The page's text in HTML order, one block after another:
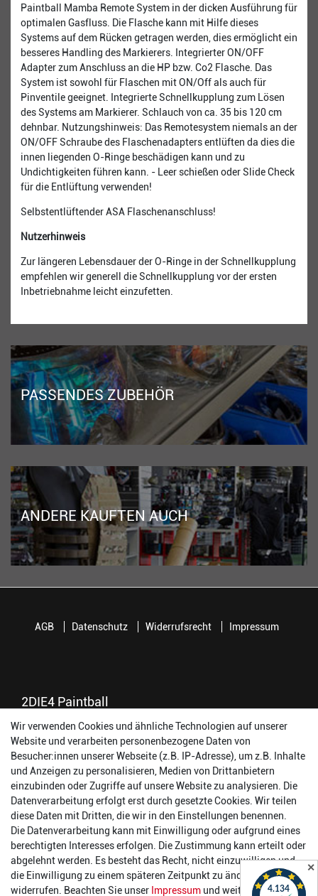
Paintball Mamba Remote System in der dicken Ausführung für
optimalen Gasfluss. Die Flasche kann mit Hilfe dieses
Systems auf dem Rücken getragen werden, dies ermöglicht ein
besseres Handling des Markierers. Integrierter ON/OFF
Adapter zum Anschluss an die HP bzw. Co2 Flasche. Das
System ist sowohl für Flaschen mit ON/Off als auch für
Pinventile geeignet. Integrierte Schnellkupplung zum Lösen
des Systems am Markierer. Schlauch von ca. 35 bis 120 cm
dehnbar. Nutzungshinweis: Das Remotesystem niemals an der
ON/OFF Schraube des Flaschenadapters entlüften da dies die
innen liegenden O-Ringe beschädigen kann und zu
Undichtigkeiten führen kann. - Leer schießen oder Slide Check
für die Entlüftung verwenden!
Selbstentlüftender ASA Flaschenanschluss!
Nutzerhinweis
Zur längeren Lebensdauer der O-Ringe in der Schnellkupplung
empfehlen wir generell die Schnellkupplung vor der ersten
Inbetriebnahme leicht einzufetten.
PASSENDES ZUBEHÖR
ANDERE KAUFTEN AUCH
2DIE4 Paintball
56457 Westerburg
Reinhold-Ferger-Straße 26
order@2die4-sports.com
0 26 63/ 9 68 69 37
Öffnungszeiten
14:00 - 17:00 Uhr
Dienstag:
14:00 - 17:00 Uhr
Mittwoch:
14:00 - 17:00 Uhr
Donnerstag:
14:00 - 17:00 Uhr
AGB Datenschutz Widerrufsrecht Impressum
Wir verwenden Cookies und ähnliche Technologien auf unserer
Website und verarbeiten personenbezogene Daten von
Besucher:innen unserer Webseite (z.B. IP-Adresse), um z.B. Inhalte
und Anzeigen zu personalisieren, Medien von Drittanbietern
einzubinden oder Zugriffe auf unsere Website zu analysieren. Die
Datenverarbeitung erfolgt erst durch gesetzte Cookies. Wir teilen
diese Daten mit Dritten, die wir in den Einstellungen benennen.
Die Datenverarbeitung kann mit Einwilligung oder aufgrund eines
berechtigten Interesses erfolgen. Die Zustimmung kann erteilt oder
abgelehnt werden. Es besteht das Recht, nicht einzuwilligen und
die Einwilligung zu einem späteren Zeitpunkt zu ändern oder zu
widerrufen. Beachten Sie unser Impressum und weitere Hinweise
✕